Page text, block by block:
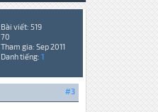
Bài viết: 519
70
Tham gia: Sep 2011
Danh tiếng: 1
#3